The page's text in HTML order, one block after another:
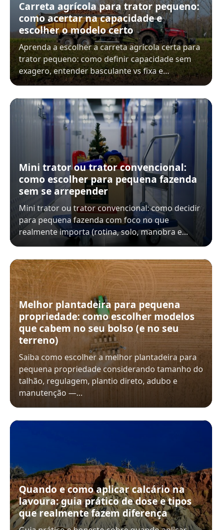
Carreta agrícola para trator pequeno:
como acertar na capacidade e
escolher o modelo certo
Aprenda a escolher a carreta agrícola certa para
trator pequeno: como definir capacidade sem
exagero, entender basculante vs fixa e…
Mini trator ou trator convencional:
como escolher para pequena fazenda
sem se arrepender
Mini trator ou trator convencional: como decidir
para pequena fazenda com foco no que
realmente importa (rotina, solo, manobra e…
Melhor plantadeira para pequena
propriedade: como escolher modelos
que cabem no seu bolso (e no seu
terreno)
Saiba como escolher a melhor plantadeira para
pequena propriedade considerando tamanho do
talhão, regulagem, plantio direto, adubo e
manutenção —…
Quando e como aplicar calcário na
lavoura: guia prático de dose e tipos
que realmente fazem diferença